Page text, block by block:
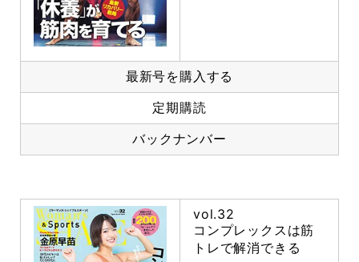
最新号を購入する
定期購読
バックナンバー
vol.32
コンプレックスは筋
トレで解消できる